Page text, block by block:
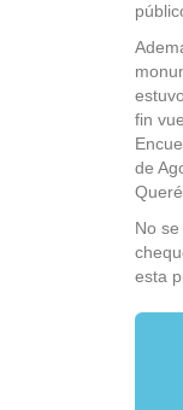
fin
de
No
esta